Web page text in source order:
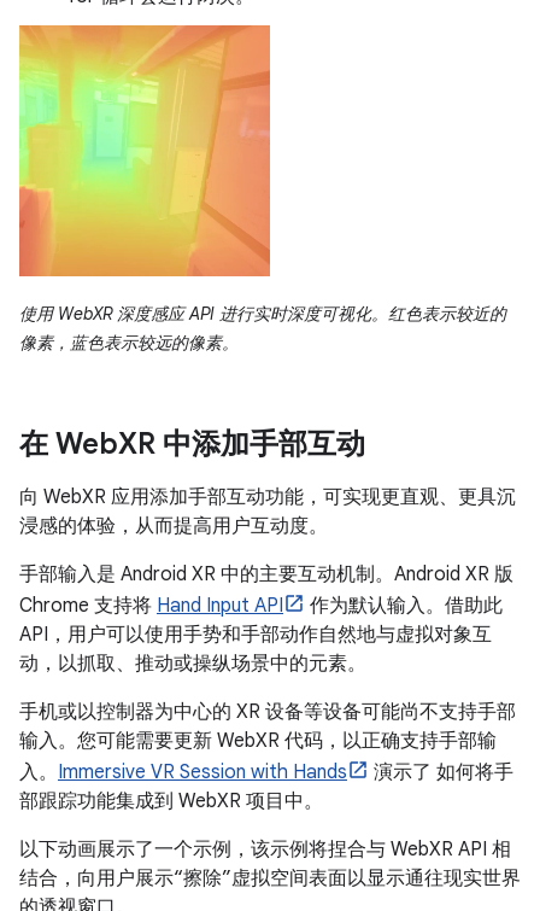
使用 WebXR 深度感应 API 进行实时深度可视化。红色表示较近的
像素，蓝色表示较远的像素。
在 WebXR 中添加手部互动
向 WebXR 应用添加手部互动功能，可实现更直观、更具沉
浸感的体验，从而提高用户互动度。
手部输入是 Android XR 中的主要互动机制。Android XR 版
Chrome 支持将 Hand Input API
作为默认输入。借助此
API，用户可以使用手势和手部动作自然地与虚拟对象互
动，以抓取、推动或操纵场景中的元素。
手机或以控制器为中心的 XR 设备等设备可能尚不支持手部
输入。您可能需要更新 WebXR 代码，以正确支持手部输
入。 Immersive VR Session with Hands
演示了 如何将手
部跟踪功能集成到 WebXR 项目中。
以下动画展示了一个示例，该示例将捏合与 WebXR API 相
结合，向用户展示“擦除”虚拟空间表面以显示通往现实世界